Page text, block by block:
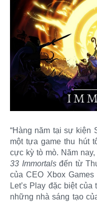
“Hàng năm tại sự kiện
một tựa game thu hút
cực kỳ tò mò. Năm
33 Immortalsđến từ
của CEO Xbox
Let’s Play đặc biệt
những nhà sáng tạo